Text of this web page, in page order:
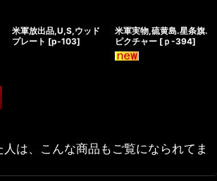
米軍放出品,U,S,ウッド
プレート [p-103]
米軍実物,硫黄島.星条旗.
ピクチャー [ｐ-394]
は、こんな商品もご覧になられてま